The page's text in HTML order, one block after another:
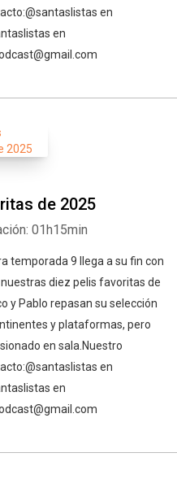
en
en
de 2025
01h15min
temporada 9 llega a su fin con
diez pelis favoritas de
y Pablo repasan su selección
y plataformas, pero
en sala.⁠⁠⁠⁠⁠⁠⁠⁠⁠⁠⁠⁠⁠⁠⁠⁠⁠⁠⁠⁠⁠⁠⁠⁠⁠⁠⁠Nuestro
en
en